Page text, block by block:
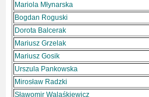
Mariola Młynarska
Bogdan Roguski
Dorota Balcerak
Mariusz Grzelak
Mariusz Gosik
Urszula Pankowska
Mirosław Radzki
Sławomir Walaśkiewicz